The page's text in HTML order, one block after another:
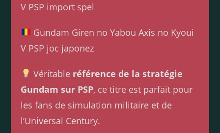
V PSP import spel
Gundam Giren no Yabou Axis no Kyoui
V PSP joc japonez
Véritable référence de la stratégie
Gundam sur PSP, ce titre est parfait pour
les fans de simulation militaire et de
l’Universal Century.